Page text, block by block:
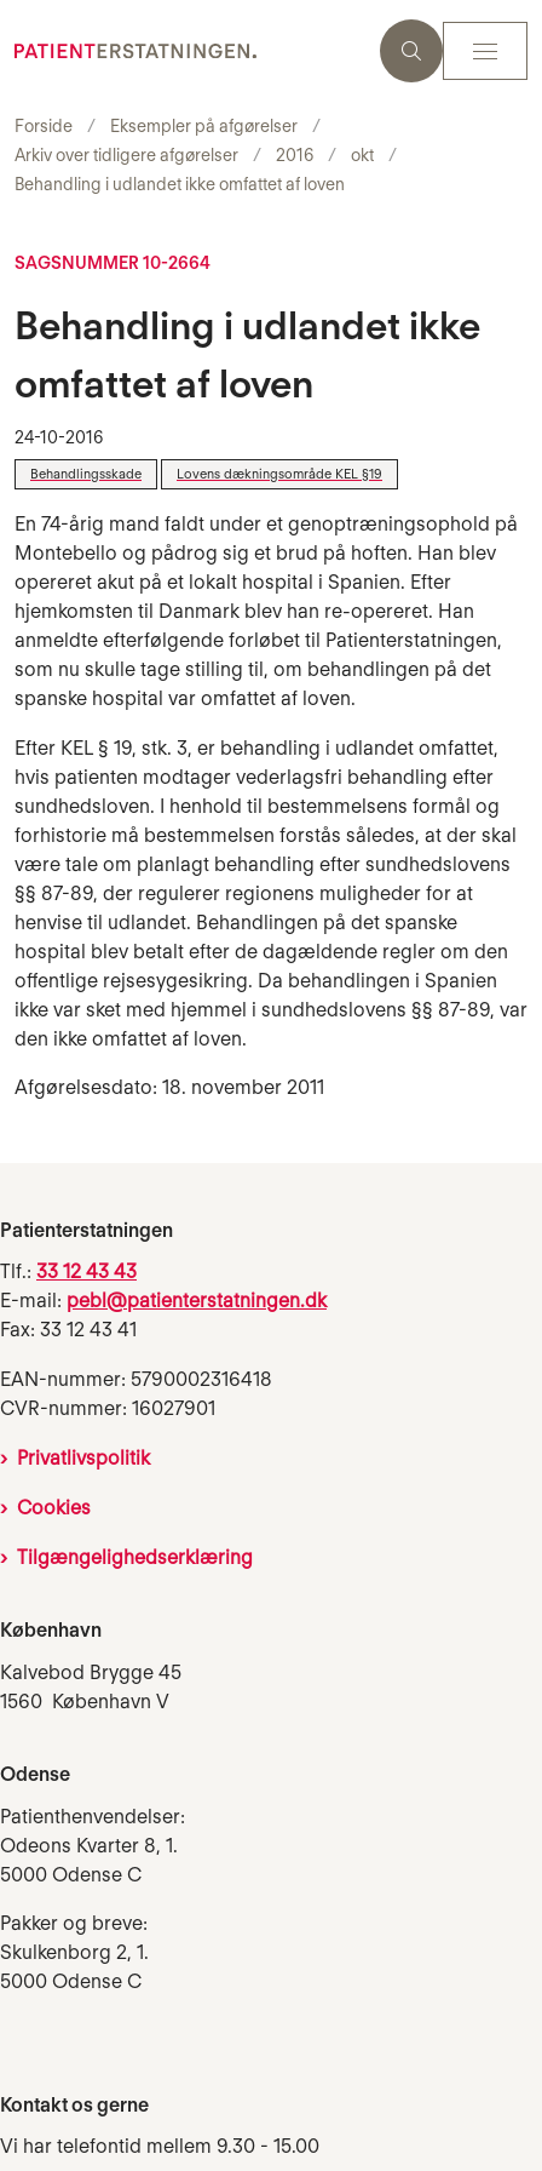
Forside
Eksempler på afgørelser
Arkiv over tidligere afgørelser
2016
okt
Behandling i udlandet ikke omfattet af loven
SAGSNUMMER 10-2664
Behandling i udlandet ikke
omfattet af loven
24-10-2016
Behandlingsskade Lovens dækningsområde KEL §19
En 74-årig mand faldt under et genoptræningsophold på
Montebello og pådrog sig et brud på hoften. Han blev
opereret akut på et lokalt hospital i Spanien. Efter
hjemkomsten til Danmark blev han re-opereret. Han
anmeldte efterfølgende forløbet til Patienterstatningen,
som nu skulle tage stilling til, om behandlingen på det
spanske hospital var omfattet af loven.
Efter KEL § 19, stk. 3, er behandling i udlandet omfattet,
hvis patienten modtager vederlagsfri behandling efter
sundhedsloven. I henhold til bestemmelsens formål og
forhistorie må bestemmelsen forstås således, at der skal
være tale om planlagt behandling efter sundhedslovens
§§ 87-89, der regulerer regionens muligheder for at
henvise til udlandet. Behandlingen på det spanske
hospital blev betalt efter de dagældende regler om den
offentlige rejsesygesikring. Da behandlingen i Spanien
ikke var sket med hjemmel i sundhedslovens §§ 87-89, var
den ikke omfattet af loven.
Afgørelsesdato: 18. november 2011
Patienterstatningen
Tlf.: 33 12 43 43
E-mail: pebl@patienterstatningen.dk
Fax: 33 12 43 41
EAN-nummer: 5790002316418
CVR-nummer: 16027901
Privatlivspolitik
Cookies
Tilgængelighedserklæring
København
Kalvebod Brygge 45
1560 København V
Odense
Patienthenvendelser:
Odeons Kvarter 8, 1.
5000 Odense C
Pakker og breve:
Skulkenborg 2, 1.
5000 Odense C
Kontakt os gerne
Vi har telefontid mellem 9.30 - 15.00